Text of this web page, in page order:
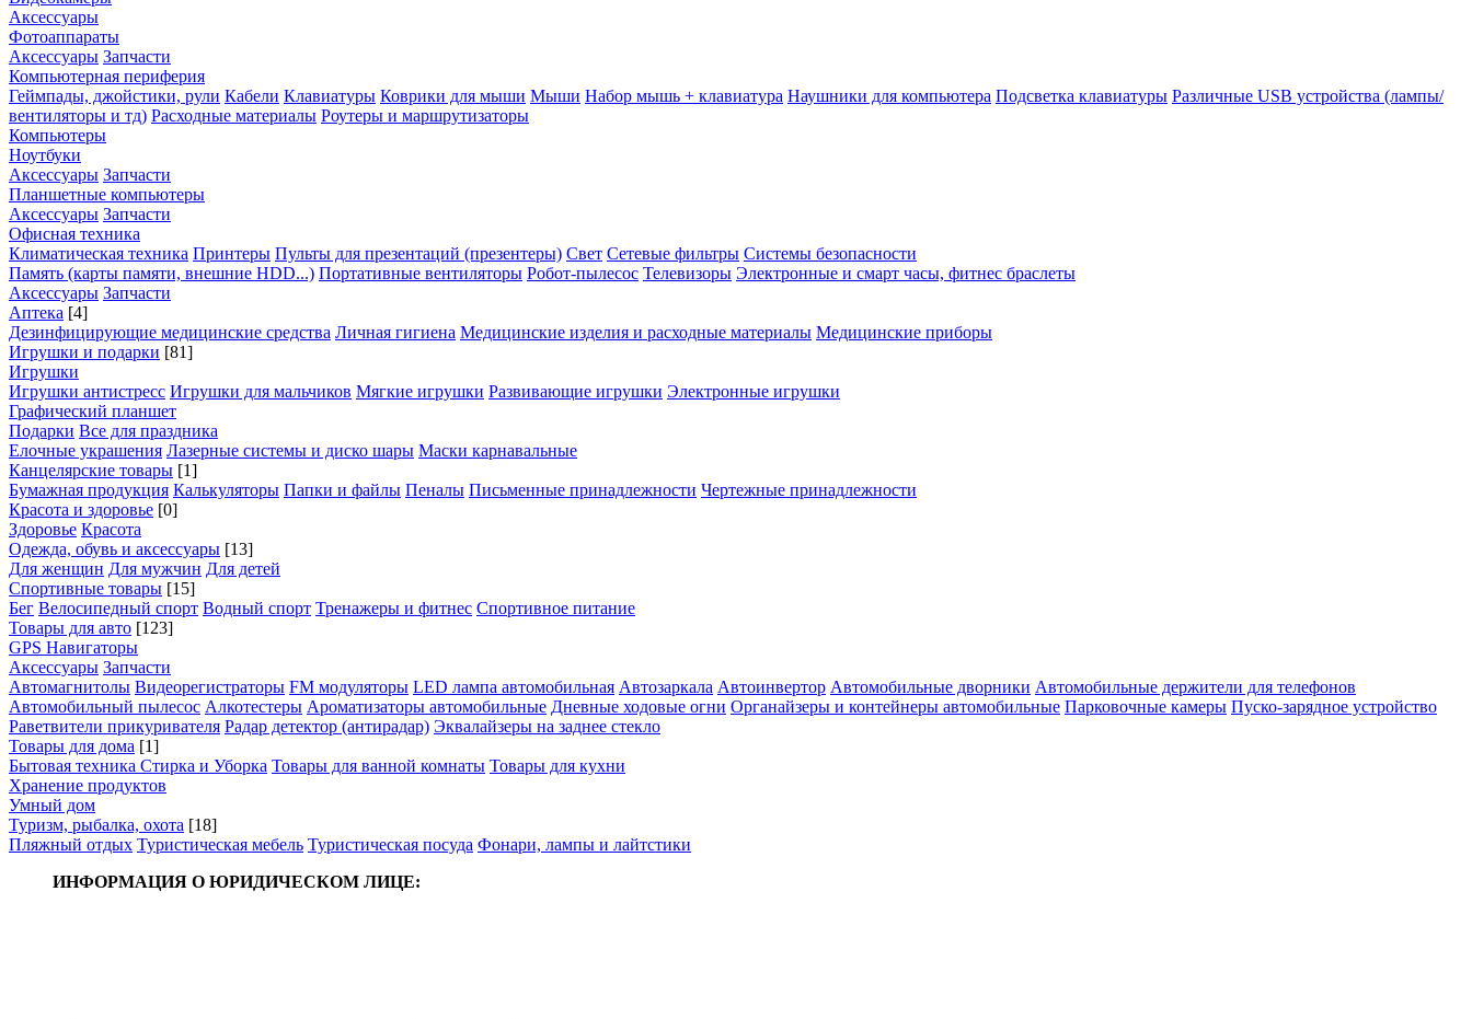
Аксессуары
Фотоаппараты
Аксессуары Запчасти
Компьютерная периферия
Геймпады, джойстики, рули Кабели Клавиатуры Коврики для мыши Мыши Набор мышь + клавиатура Наушники для компьютера Подсветка клавиатуры Различные USB устройства (лампы/
вентиляторы и тд) Расходные материалы Роутеры и маршрутизаторы
Компьютеры
Ноутбуки
Аксессуары Запчасти
Планшетные компьютеры
Аксессуары Запчасти
Офисная техника
Климатическая техника Принтеры Пульты для презентаций (презентеры) Свет Сетевые фильтры Системы безопасности
Память (карты памяти, внешние HDD...) Портативные вентиляторы Робот-пылесос Телевизоры Электронные и смарт часы, фитнес браслеты
Аксессуары Запчасти
Аптека [4]
Дезинфицирующие медицинские средства Личная гигиена Медицинские изделия и расходные материалы Медицинские приборы
Игрушки и подарки [81]
Игрушки
Игрушки антистресс Игрушки для мальчиков Мягкие игрушки Развивающие игрушки Электронные игрушки
Графический планшет
Подарки Все для праздника
Елочные украшения Лазерные системы и диско шары Маски карнавальные
Канцелярские товары [1]
Бумажная продукция Калькуляторы Папки и файлы Пеналы Письменные принадлежности Чертежные принадлежности
Красота и здоровье [0]
Здоровье Красота
Одежда, обувь и аксессуары [13]
Для женщин Для мужчин Для детей
Спортивные товары [15]
Бег Велосипедный спорт Водный спорт Тренажеры и фитнес Спортивное питание
Товары для авто [123]
GPS Навигаторы
Аксессуары Запчасти
Автомагнитолы Видеорегистраторы FM модуляторы LED лампа автомобильная Автозаркала Автоинвертор Автомобильные дворники Автомобильные держители для телефонов
Автомобильный пылесос Алкотестеры Ароматизаторы автомобильные Дневные ходовые огни Органайзеры и контейнеры автомобильные Парковочные камеры Пуско-зарядное устройство
Раветвители прикуривателя Радар детектор (антирадар) Эквалайзеры на заднее стекло
Товары для дома [1]
Бытовая техника Стирка и Уборка Товары для ванной комнаты Товары для кухни
Хранение продуктов
Умный дом
Туризм, рыбалка, охота [18]
Пляжный отдых Туристическая мебель Туристическая посуда Фонари, лампы и лайтстики
ИНФОРМАЦИЯ О ЮРИДИЧЕСКОМ ЛИЦЕ: